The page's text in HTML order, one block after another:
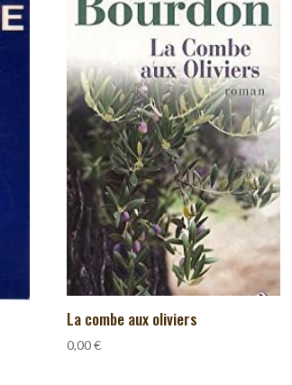
La combe aux oliviers
0,00€